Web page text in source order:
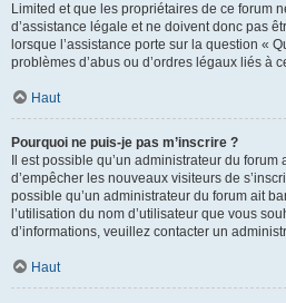
Limited et que les propriétaires de ce forum
d’assistance légale et ne doivent donc pas
lorsque l’assistance porte sur la question «
problèmes d’abus ou d’ordres légaux liés à
Haut
Pourquoi ne puis-je pas m’inscrire ?
Il est possible qu’un administrateur du
d’empêcher les nouveaux visiteurs de
possible qu’un administrateur du forum ait
l’utilisation du nom d’utilisateur que vous
d’informations, veuillez contacter un
Haut